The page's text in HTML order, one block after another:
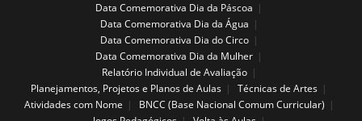
Data Comemorativa Dia da Páscoa
Data Comemorativa Dia da Água
Data Comemorativa Dia do Circo
Data Comemorativa Dia da Mulher
Relatório Individual de Avaliação
Planejamentos, Projetos e Planos de Aulas
Técnicas de Artes
Atividades com Nome
BNCC (Base Nacional Comum Curricular)